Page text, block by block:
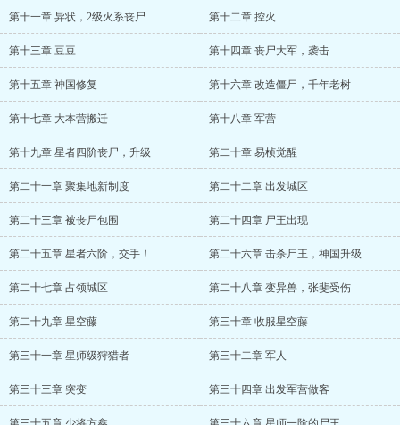
第十一章 异状，2级火系丧尸 第十二章 控火
第十三章 豆豆 第十四章 丧尸大军，袭击
第十五章 神国修复 第十六章 改造僵尸，千年老树
第十七章 大本营搬迁 第十八章 军营
第十九章 星者四阶丧尸，升级 第二十章 易桢觉醒
第二十一章 聚集地新制度 第二十二章 出发城区
第二十三章 被丧尸包围 第二十四章 尸王出现
第二十五章 星者六阶，交手！ 第二十六章 击杀尸王，神国升级
第二十七章 占领城区 第二十八章 变异兽，张斐受伤
第二十九章 星空藤 第三十章 收服星空藤
第三十一章 星师级狩猎者 第三十二章 军人
第三十三章 突变 第三十四章 出发军营做客